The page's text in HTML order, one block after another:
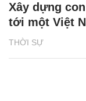
THỜI SỰ
Xây dựng
tới một Việt